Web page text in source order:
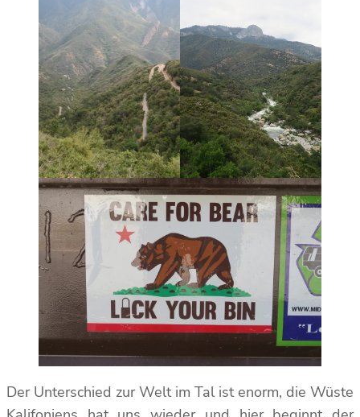
Der Unterschied zur Welt im Tal ist enorm, die Wüste